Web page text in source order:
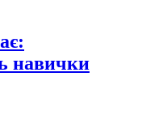
навички